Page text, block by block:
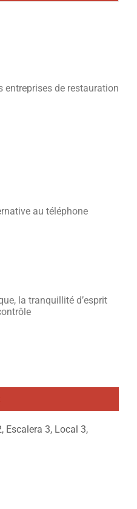
entreprises de restauration
au téléphone
la tranquillité d’esprit
Escalera 3, Local 3,